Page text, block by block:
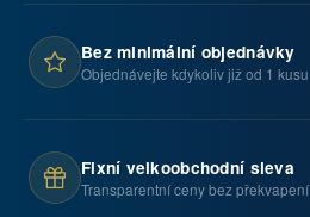
Bez minimální objednávky
Objednávejte kdykoliv již od 1 kusu
Fixní velkoobchodní sleva
Transparentní ceny bez překvapení